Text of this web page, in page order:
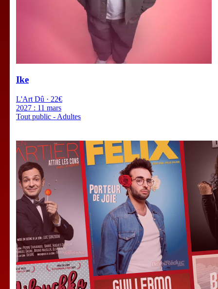
Ike
L'Art Dû · 22€
2027 : 11 mars
Tout public - Adultes